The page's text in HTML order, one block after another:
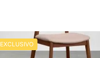
EXCLUSIVO PRONTA ENTREGA